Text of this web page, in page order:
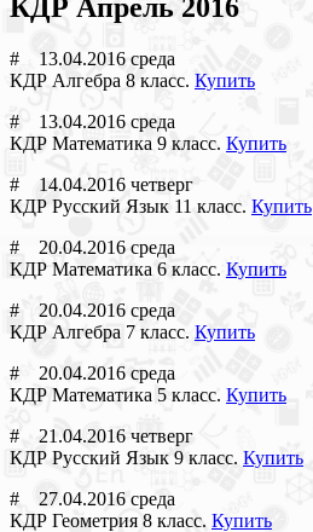
КДР Апрель 2016
# 13.04.2016 среда
КДР Алгебра 8 класс. Купить
# 13.04.2016 среда
КДР Математика 9 класс. Купить
# 14.04.2016 четверг
КДР Русский Язык 11 класс. Купить
# 20.04.2016 среда
КДР Математика 6 класс. Купить
# 20.04.2016 среда
КДР Алгебра 7 класс. Купить
# 20.04.2016 среда
КДР Математика 5 класс. Купить
# 21.04.2016 четверг
КДР Русский Язык 9 класс. Купить
# 27.04.2016 среда
КДР Геометрия 8 класс. Купить